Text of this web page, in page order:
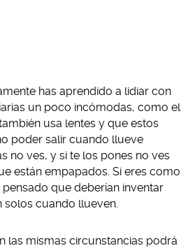
has aprendido a lidiar con
un poco incómodas, como el
usa lentes y que estos
poder salir cuando llueve
no ves, y si te los pones no ves
están empapados. Si eres como
que deberían inventar
solos cuando llueven.
las mismas circunstancias podrá